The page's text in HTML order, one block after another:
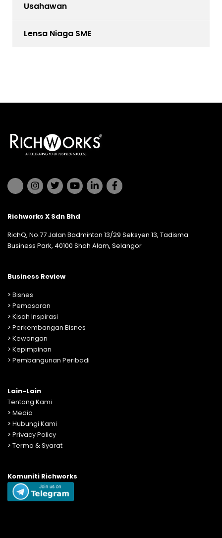
Usahawan
Lensa Niaga SME
Richworks X Sdn Bhd
RichQ, No.77 Jalan Badminton 13/29 Seksyen 13, Tadisma
Business Park, 40100 Shah Alam, Selangor
Business Review
> Bisnes
> Pemasaran
> Kisah Inspirasi
> Perkembangan Bisnes
> Kewangan
> Kepimpinan
> Pembangunan Peribadi
Lain-Lain
Tentang Kami
> Media
> Hubungi Kami
> Privacy Policy
> Terma & Syarat
Komuniti Richworks